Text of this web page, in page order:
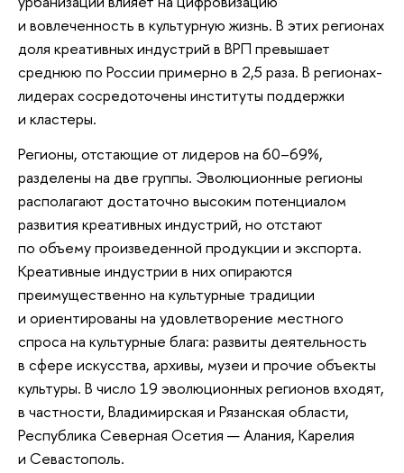
и вовлеченность в культурную жизнь. В этих регионах
доля креативных индустрий в ВРП превышает
среднюю по России примерно в 2,5 раза. В регионах-
лидерах сосредоточены институты поддержки
и кластеры.
Регионы, отстающие от лидеров на 60–69%,
разделены на две группы. Эволюционные регионы
располагают достаточно высоким потенциалом
развития креативных индустрий, но отстают
по объему произведенной продукции и экспорта.
Креативные индустрии в них опираются
преимущественно на культурные традиции
и ориентированы на удовлетворение местного
спроса на культурные блага: развиты деятельность
в сфере искусства, архивы, музеи и прочие объекты
культуры. В число 19 эволюционных регионов входят,
в частности, Владимирская и Рязанская области,
Республика Северная Осетия — Алания, Карелия
и Севастополь.